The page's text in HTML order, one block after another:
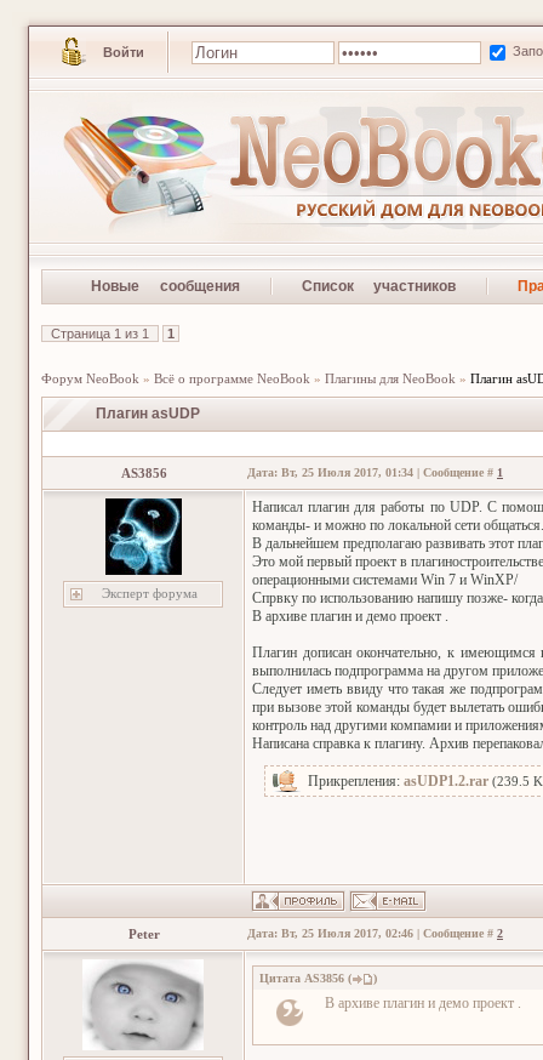
Войти
Новые сообщения Список участников
Страница 1 из 1 1
Форум NeoBook » Всё о программе NeoBook » Плагины для NeoBook » Плагин
Плагин asUDP
AS3856 Дата: Вт, 25 Июля 2017, 01:34 | Сообщение # 1
Эксперт форума
Написал плагин для работы по UDP. С
команды- и можно по локальной сети общаться.
В дальнейшем предполагаю развивать этот
Это мой первый проект в
операционными системами Win 7 и WinXP/
Спрвку по использованию напишу позже-
В архиве плагин и демо проект .
Плагин дописан окончательно, к имеющимся
выполнилась подпрограмма на другом
Следует иметь ввиду что такая же
при вызове этой команды будет вылетать
контроль над другими компамии и
Написана справка к плагину. Архив
Прикрепления: asUDP1.2.rar (239.5
Peter Дата: Вт, 25 Июля 2017, 02:46 | Сообщение # 2
Цитата AS3856 ( )
В архиве плагин и демо проект .